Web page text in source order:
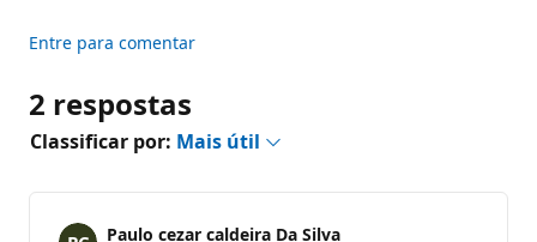
Entre para comentar
2 respostas
Classificar por: Mais útil
Paulo cezar caldeira Da Silva